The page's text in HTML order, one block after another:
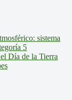
sistema
5
Día de la Tierra